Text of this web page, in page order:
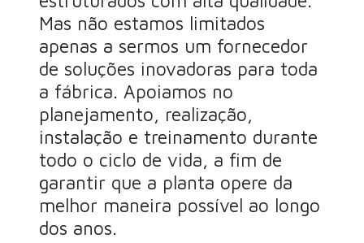
Mas não estamos limitados
apenas a sermos um fornecedor
de soluções inovadoras para toda
a fábrica. Apoiamos no
planejamento, realização,
instalação e treinamento durante
todo o ciclo de vida, a fim de
garantir que a planta opere da
melhor maneira possível ao longo
dos anos.